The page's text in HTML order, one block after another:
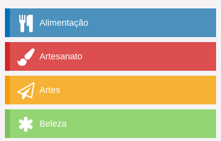
Alimentação
Artesanato
Artes
Beleza